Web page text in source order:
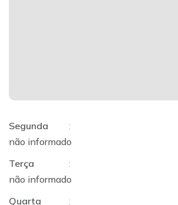
Segunda
:
não informado
Terça
:
não informado
Quarta
: